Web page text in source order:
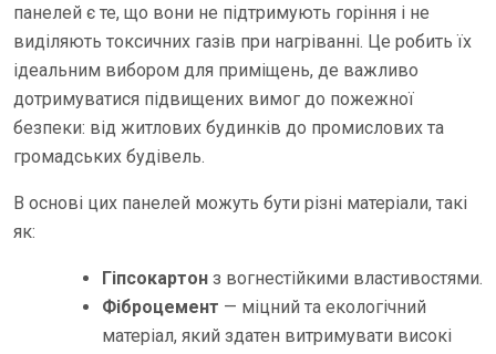
панелей є те, що вони не підтримують горіння і не
виділяють токсичних газів при нагріванні. Це робить їх
ідеальним вибором для приміщень, де важливо
дотримуватися підвищених вимог до пожежної
безпеки: від житлових будинків до промислових та
громадських будівель.
В основі цих панелей можуть бути різні матеріали, такі
як:
Гіпсокартон з вогнестійкими властивостями.
Фіброцемент — міцний та екологічний
матеріал, який здатен витримувати високі